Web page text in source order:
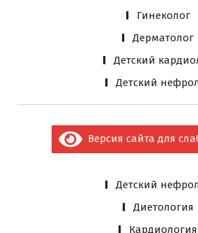
Гинеколог
Дерматолог
Детский
Детский
Версия сайта для
Детский
Диетология
Кардиология